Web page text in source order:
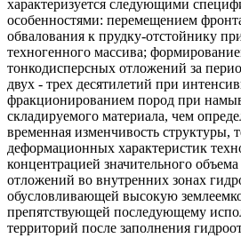
характеризуется следующими
особенностями: перемещением
обвалования к прудку-от­стойнику
техногенного массива;
тонкодисперсных отло­жений за
двух - трех десяти­летий при
фракциониро­ванием пород при
складируемо­го материала, чем
временная изменчивость структуры,
дефор­мационных характеристик
концен­трацией значительного
отло­жений во внутренних зонах
обусловливаю­щей высокую
препятству­ющей последующему
террито­рий после заполнения